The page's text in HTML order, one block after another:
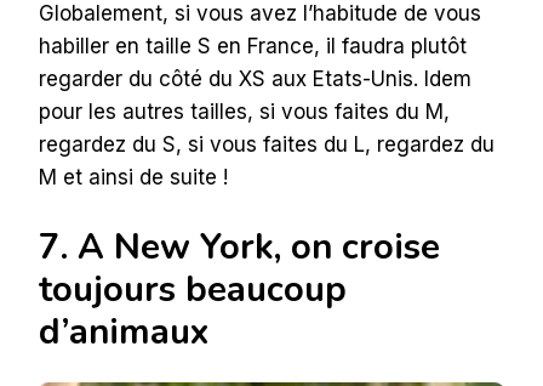
Globalement, si vous avez l’habitude de vous
habiller en taille S en France, il faudra plutôt
regarder du côté du XS aux Etats-Unis. Idem
pour les autres tailles, si vous faites du M,
regardez du S, si vous faites du L, regardez du
M et ainsi de suite !
7. A New York, on croise
toujours beaucoup
d’animaux